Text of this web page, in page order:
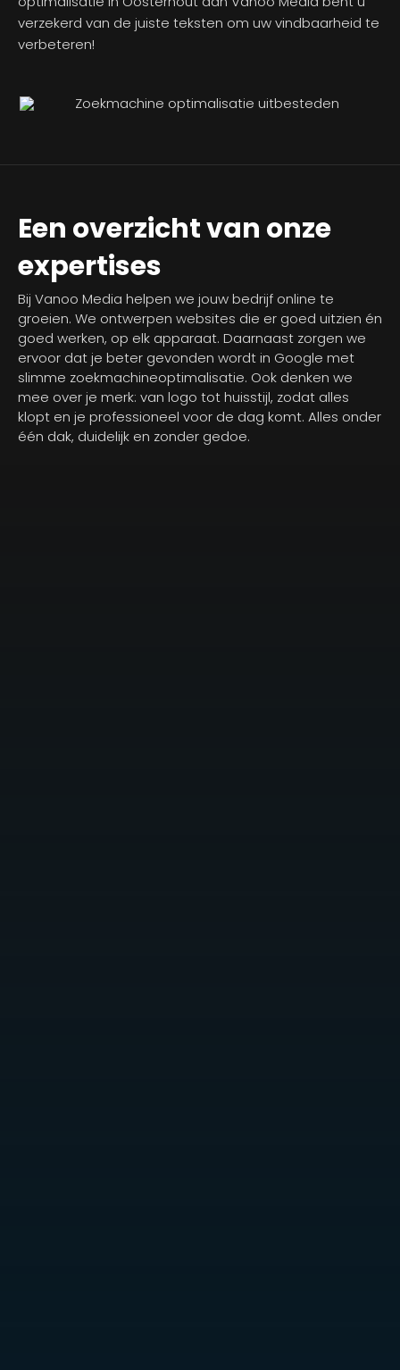
verzekerd van de juiste teksten om uw vindbaarheid te
verbeteren!
Een overzicht van onze
expertises
Bij Vanoo Media helpen we jouw bedrijf online te
groeien. We ontwerpen websites die er goed uitzien én
goed werken, op elk apparaat. Daarnaast zorgen we
ervoor dat je beter gevonden wordt in Google met
slimme zoekmachineoptimalisatie. Ook denken we
mee over je merk: van logo tot huisstijl, zodat alles
klopt en je professioneel voor de dag komt. Alles onder
één dak, duidelijk en zonder gedoe.